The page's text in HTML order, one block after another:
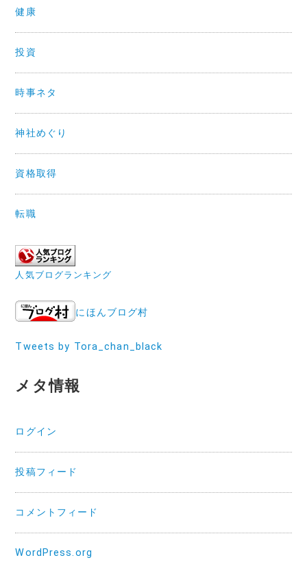
健康
投資
時事ネタ
神社めぐり
資格取得
転職
人気ブログランキング
にほんブログ村
Tweets by Tora_chan_black
メタ情報
ログイン
投稿フィード
コメントフィード
WordPress.org